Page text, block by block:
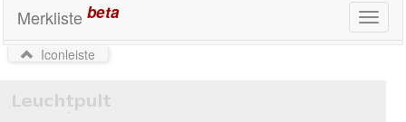
Toggle
Merkliste beta
Iconleiste